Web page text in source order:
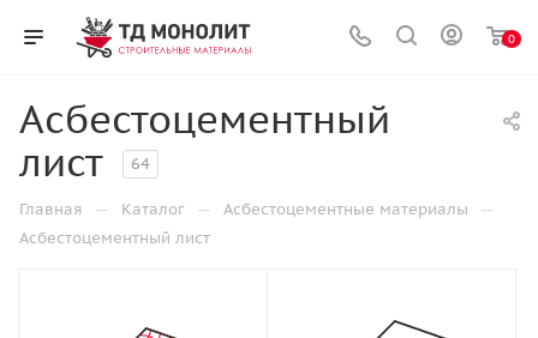
0
Асбестоцементный
лист
64
Главная — Каталог — Асбестоцементные материалы —
Асбестоцементный лист